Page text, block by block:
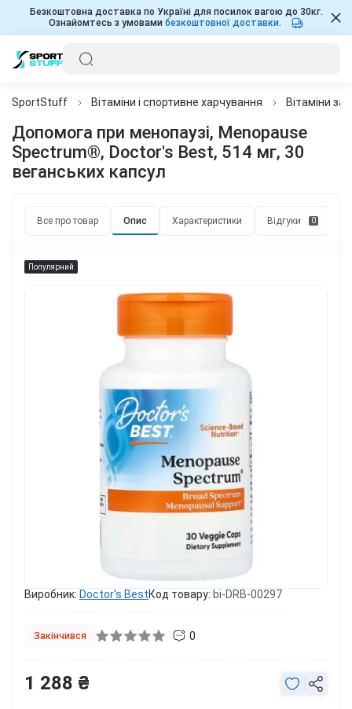
Безкоштовна доставка по Україні для посилок вагою до 30кг.
Ознайомтесь з умовами безкоштовної доставки.
SportStuff Вітаміни і спортивне харчування Вітаміни
Допомога при менопаузі, Menopause
Spectrum®, Doctor's Best, 514 мг, 30
веганських капсул
Все про товар Опис Характеристики Відгуки 0
Популярний
Виробник: Doctor's BestКод товару: bi-DRB-00297
Закінчився 0
1 288 ₴